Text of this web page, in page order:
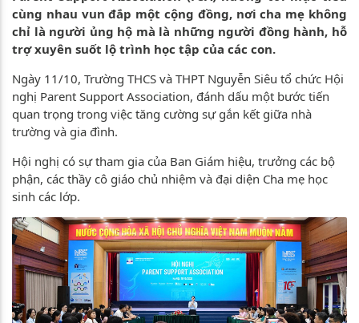
cùng nhau vun đắp một cộng đồng, nơi cha mẹ không
chỉ là người ủng hộ mà là những người đồng hành, hỗ
trợ xuyên suốt lộ trình học tập của các con.
Ngày 11/10, Trường THCS và THPT Nguyễn Siêu tổ chức Hội
nghị Parent Support Association, đánh dấu một bước tiến
quan trọng trong việc tăng cường sự gắn kết giữa nhà
trường và gia đình.
Hội nghị có sự tham gia của Ban Giám hiệu, trưởng các bộ
phận, các thầy cô giáo chủ nhiệm và đại diện Cha mẹ học
sinh các lớp.